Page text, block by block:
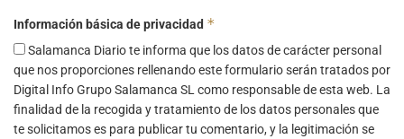
Información básica de privacidad *
Salamanca Diario te informa que los datos de carácter personal
que nos proporciones rellenando este formulario serán tratados por
Digital Info Grupo Salamanca SL como responsable de esta web. La
finalidad de la recogida y tratamiento de los datos personales que
te solicitamos es para publicar tu comentario, y la legitimación se